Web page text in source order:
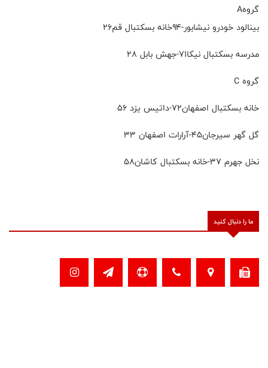
گروهA
بینالود خودرو نیشابور-۹۴خانه بسکتبال قم۲۶
مدرسه بسکتبال نیکا۷۱-جهش بابل ۲۸
گروه C
خانه بسکتبال اصفهان۷۲-داتیس یزد ۵۶
گل گهر سیرجان۴۵-آرارات اصفهان ۳۳
نخل جهرم ۳۷-خانه بسکتبال کاشان۵۸
ما را دنبال کنید